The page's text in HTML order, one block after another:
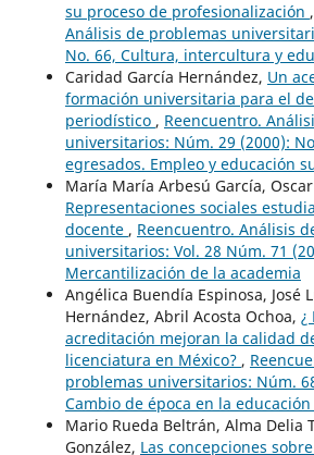
su proceso de profesionalización ,
Análisis de problemas
No. 66, Cultura, intercultura y
Caridad García Hernández, Un
formación universitaria para el
periodístico , Reencuentro.
universitarios: Núm. 29 (2000):
egresados. Empleo y educación
María María Arbesú García,
Representaciones sociales
docente , Reencuentro. Análisis
universitarios: Vol. 28 Núm. 71
Mercantilización de la academia
Angélica Buendía Espinosa, José
Hernández, Abril Acosta Ochoa, ¿
acreditación mejoran la calidad
licenciatura en México? ,
problemas universitarios: Núm.
Cambio de época en la
Mario Rueda Beltrán, Alma Delia
González, Las concepciones